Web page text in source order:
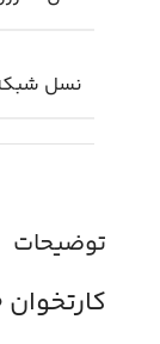
توضیحات
کارتخوان ES600 برند Alited
نسل